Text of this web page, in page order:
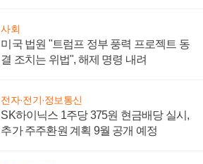
사회
미국 법원 "트럼프 정부 풍력 프로젝트 동
결 조치는 위법", 해제 명령 내려
전자·전기·정보통신
SK하이닉스 1주당 375원 현금배당 실시,
추가 주주환원 계획 9월 공개 예정